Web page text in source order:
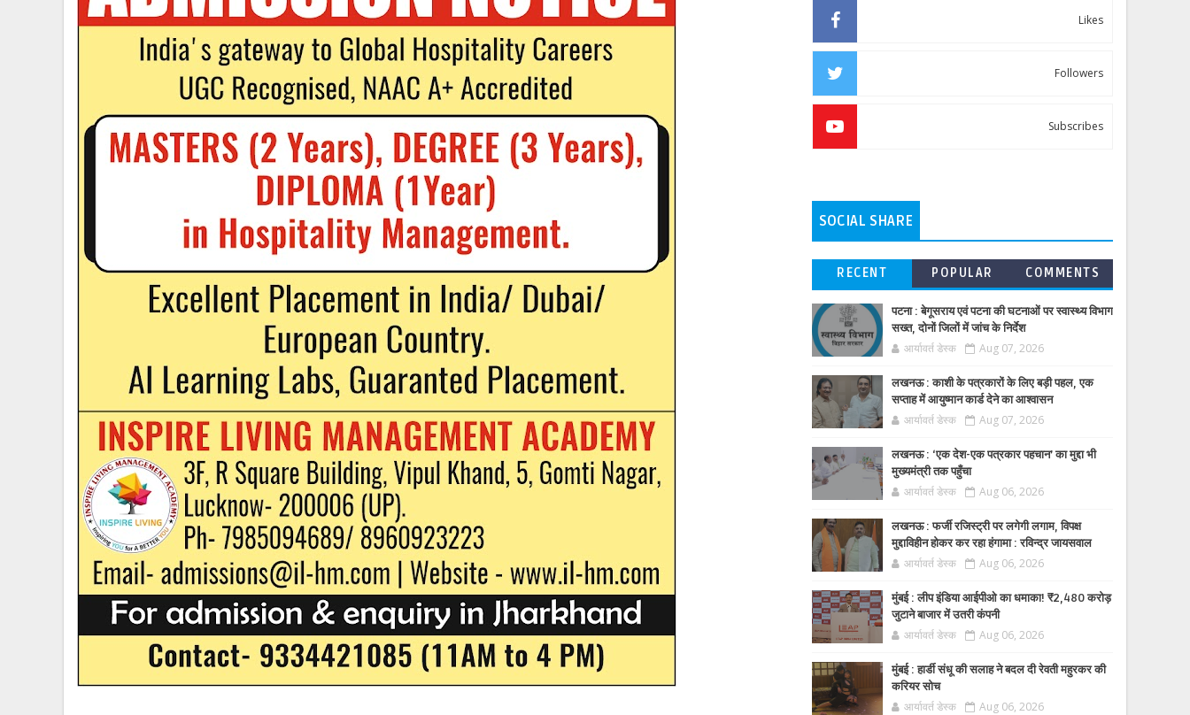
Likes
Followers
Subscribes
SOCIAL SHARE
RECENT POPULAR COMMENTS
पटना : बेगूसराय एवं पटना की घटनाओं पर स्वास्थ्य विभाग
सख्त, दोनों जिलों में जांच के निर्देश
आर्यावर्त डेस्क Aug 07, 2026
लखनऊ : काशी के पत्रकारों के लिए बड़ी पहल, एक
सप्ताह में आयुष्मान कार्ड देने का आश्वासन
आर्यावर्त डेस्क Aug 07, 2026
लखनऊ : ‘एक देश-एक पत्रकार पहचान’ का मुद्दा भी
मुख्यमंत्री तक पहुँचा
आर्यावर्त डेस्क Aug 06, 2026
लखनऊ : फर्जी रजिस्ट्री पर लगेगी लगाम, विपक्ष
मुद्दाविहीन होकर कर रहा हंगामा : रविन्द्र जायसवाल
आर्यावर्त डेस्क Aug 06, 2026
मुंबई : लीप इंडिया आईपीओ का धमाका! ₹2,480 करोड़
जुटाने बाजार में उतरी कंपनी
आर्यावर्त डेस्क Aug 06, 2026
मुंबई : हार्डी संधू की सलाह ने बदल दी रेवती महुरकर की
करियर सोच
आर्यावर्त डेस्क Aug 06, 2026